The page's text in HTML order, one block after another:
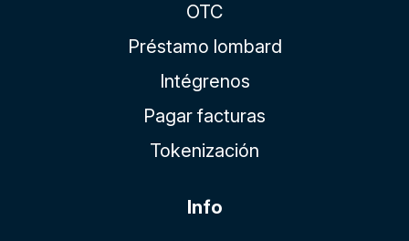
OTC
Préstamo lombard
Intégrenos
Pagar facturas
Tokenización
Info